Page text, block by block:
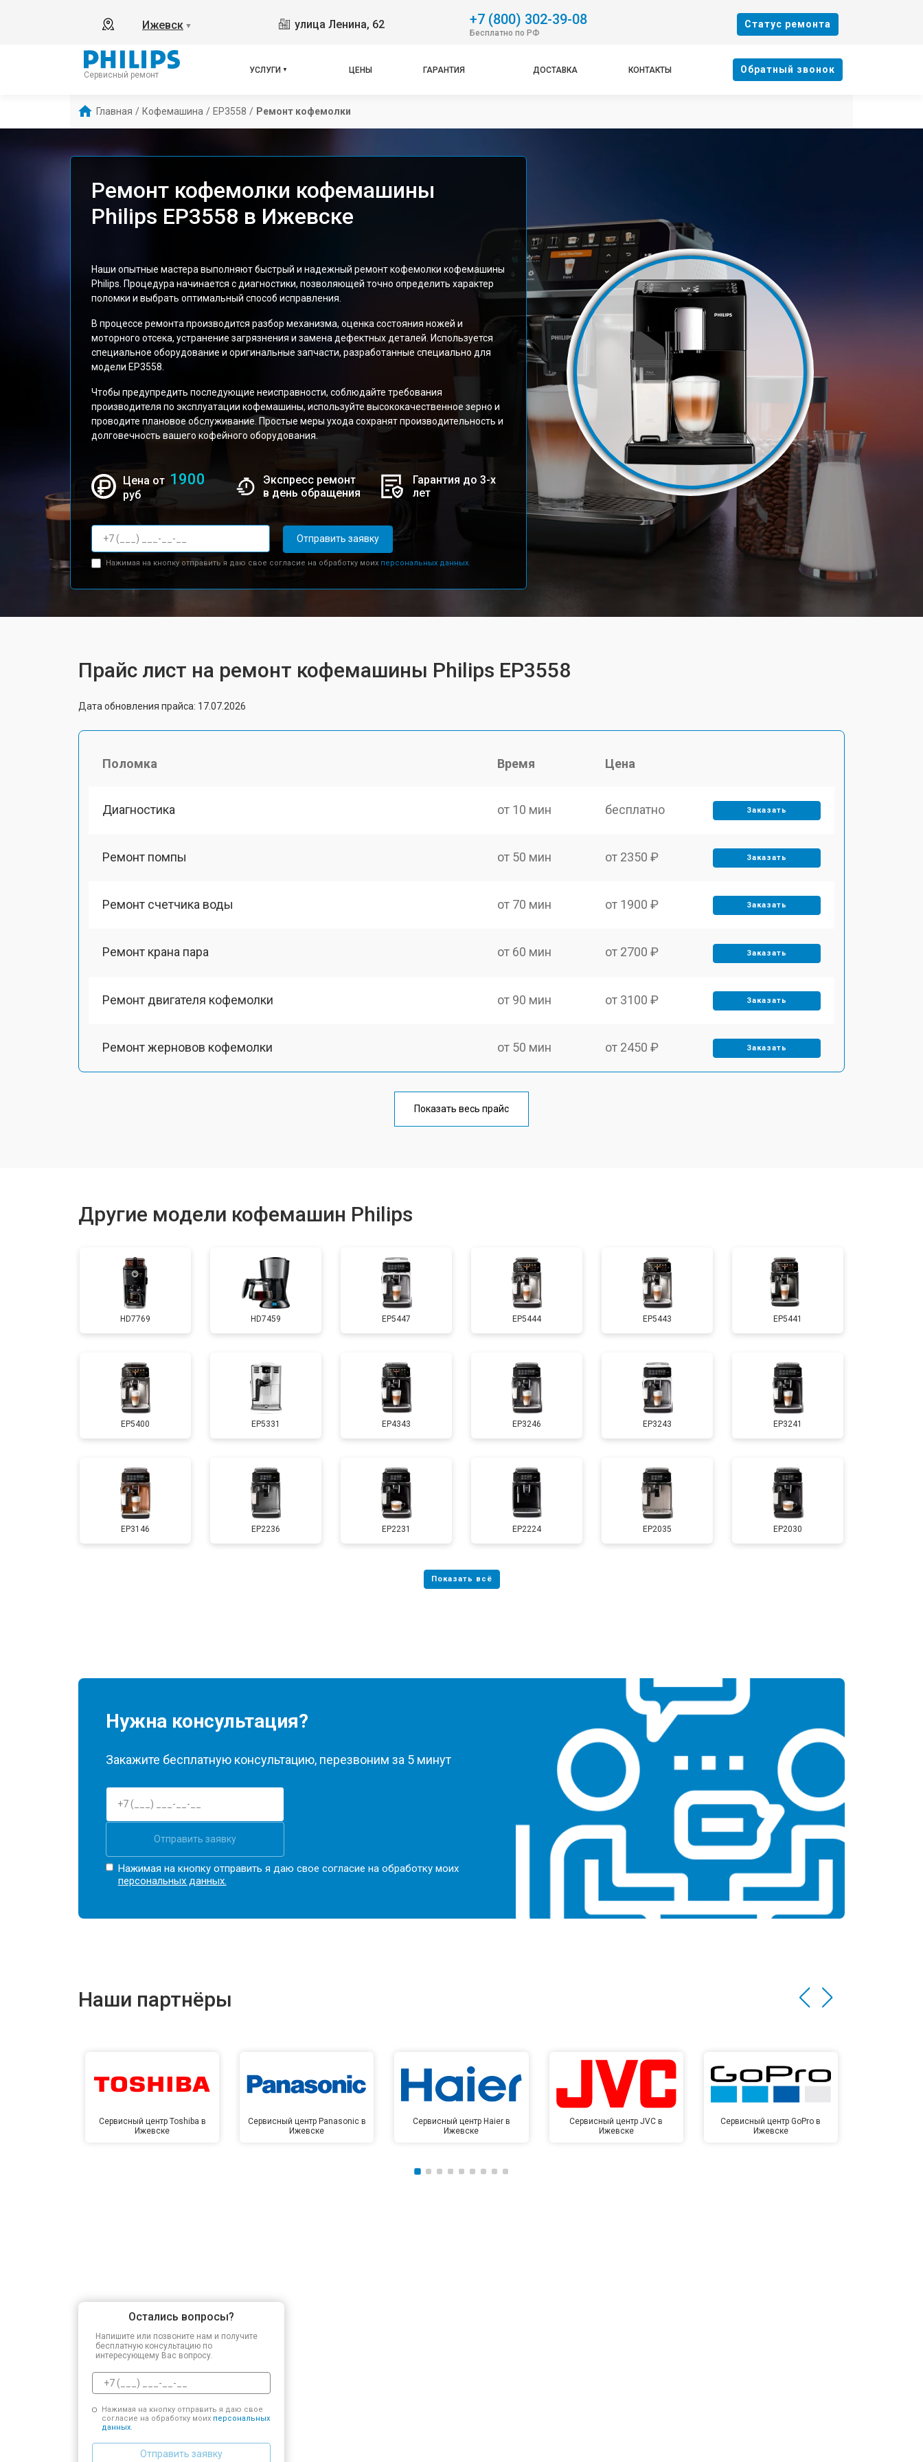
Ижевск ▼ улица Ленина, 62 +7 (800) 302-39-08
Бесплатно по РФ
Cтатус ремонта
Сервисный ремонт
УСЛУГИ ЦЕНЫ ГАРАНТИЯ ДОСТАВКА КОНТАКТЫ Oбратный звонок
Главная / Кофемашина / EP3558 / Ремонт кофемолки
Ремонт кофемолки кофемашины
Philips EP3558 в Ижевске
Наши опытные мастера выполняют быстрый и надежный ремонт кофемолки кофемашины
Philips. Процедура начинается с диагностики, позволяющей точно определить характер
поломки и выбрать оптимальный способ исправления.
В процессе ремонта производится разбор механизма, оценка состояния ножей и
моторного отсека, устранение загрязнения и замена дефектных деталей. Используется
специальное оборудование и оригинальные запчасти, разработанные специально для
модели EP3558.
Чтобы предупредить последующие неисправности, соблюдайте требования
производителя по эксплуатации кофемашины, используйте высококачественное зерно и
проводите плановое обслуживание. Простые меры ухода сохранят производительность и
долговечность вашего кофейного оборудования.
Цена от 1900
руб
Экспресс ремонт
в день обращения
Гарантия до 3-х
лет
Отправить заявку
Нажимая на кнопку отправить я даю свое согласие на обработку моих персональных данных.
Прайс лист на ремонт кофемашины Philips EP3558
Дата обновления прайса: 17.07.2026
Поломка Время Цена
Диагностика от 10 мин бесплатно Заказать
Ремонт помпы от 50 мин от 2350 ₽ Заказать
Ремонт счетчика воды от 70 мин от 1900 ₽ Заказать
Ремонт крана пара от 60 мин от 2700 ₽ Заказать
Ремонт двигателя кофемолки от 90 мин от 3100 ₽ Заказать
Ремонт жерновов кофемолки от 50 мин от 2450 ₽ Заказать
от 90 мин
Показать весь прайс
Другие модели кофемашин Philips
HD7769 HD7459 EP5447 EP5444 EP5443 EP5441
EP5400 EP5331 EP4343 EP3246 EP3243 EP3241
EP3146 EP2236 EP2231 EP2224 EP2035 EP2030
Нужна консультация?
Закажите бесплатную консультацию, перезвоним за 5 минут
Отправить заявку
Нажимая на кнопку отправить я даю свое согласие на обработку моих
персональных данных.
Наши партнёры
Сервисный центр Toshiba в
Ижевске
Сервисный центр Panasonic в
Ижевске
Сервисный центр Haier в
Ижевске
Сервисный центр JVC в
Ижевске
Сервисный центр GoPro в
Ижевске
Остались вопросы?
Напишите или позвоните нам и получите
бесплатную консультацию по
интересующему Вас вопросу.
Нажимая на кнопку отправить я даю свое
согласие на обработку моих персональных
данных.
Отправить заявку